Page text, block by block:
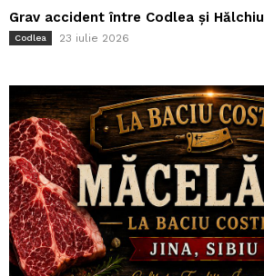
Grav accident între Codlea și Hălchiu
Codlea 23 iulie 2026